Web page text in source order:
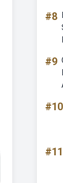
#8
#9
#10
#11